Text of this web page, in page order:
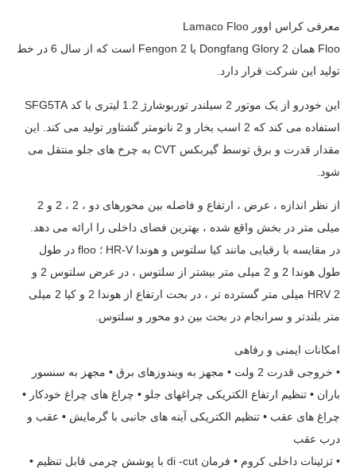
معرفی کراس اوور Lamaco Floo
Floo همان Dongfang Glory 2 یا Fengon 2 است که از سال 6 در خط
تولید این شرکت قرار دارد.
این خودرو از یک موتور 2 سیلندر توربوشارژ 1.2 لیتری با کد SFG5TA
استفاده می کند که 2 اسب بخار و 2 نانومتر گشتاور تولید می کند. این
مقدار قدرت و برق توسط گیربکس CVT به چرخ های جلو منتقل می
شود.
از نظر اندازه ، عرض ، ارتفاع و فاصله بین محورهای دو ، 2 ، 2 و 2
میلی متر در بخش واقع شده ، بهترین فضای داخلی را ارائه می دهد.
در مقایسه با رقبایی مانند کیا سلتوس و هوندا HR-V ؛ floo در طول
طول هوندا 2 و 2 میلی متر بیشتر از سلتوس ، در عرض سلتوس 2 و
HRV 2 میلی متر گسترده تر ، در بحث ارتفاع از هوندا 2 و کیا 2 میلی
متر بلندتر و سرانجام در بحث بین دو محور و سلتوس.
امکانات ایمنی و رفاهی
• خروجی قدرت 2 ولت • مجهز به ویندوزهای برق • مجهز به سنسور
باران • تنظیم ارتفاع الکتریکی چراغهای جلو • چراغ های چراغ خودکار •
چراغ های عقب • تنظیم الکتریکی آینه های جانبی با گرمایش • عقب و
درب عقب
• تزئینات داخلی کروم • فرمان di -cut با پوشش چرمی قابل تنظیم •